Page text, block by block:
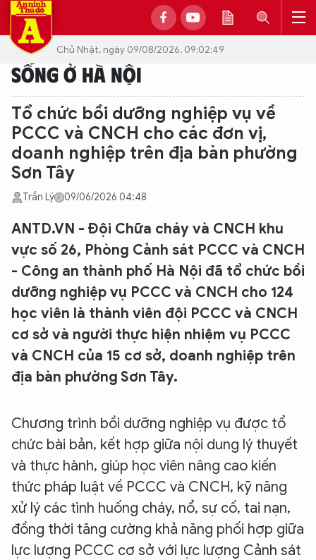
Chủ Nhật, ngày 09/08/2026, 09:02:49
SỐNG Ở HÀ NỘI
Tổ chức bồi dưỡng nghiệp vụ về
PCCC và CNCH cho các đơn vị,
doanh nghiệp trên địa bàn phường
Sơn Tây
Trần Lý 09/06/2026 04:48
ANTD.VN - Đội Chữa cháy và CNCH khu
vực số 26, Phòng Cảnh sát PCCC và CNCH
- Công an thành phố Hà Nội đã tổ chức bồi
dưỡng nghiệp vụ PCCC và CNCH cho 124
học viên là thành viên đội PCCC và CNCH
cơ sở và người thực hiện nhiệm vụ PCCC
và CNCH của 15 cơ sở, doanh nghiệp trên
địa bàn phường Sơn Tây.
Chương trình bồi dưỡng nghiệp vụ được tổ
chức bài bản, kết hợp giữa nội dung lý thuyết
và thực hành, giúp học viên nâng cao kiến
thức pháp luật về PCCC và CNCH, kỹ năng
xử lý các tình huống cháy, nổ, sự cố, tai nạn,
đồng thời tăng cường khả năng phối hợp giữa
lực lượng PCCC cơ sở với lực lượng Cảnh sát